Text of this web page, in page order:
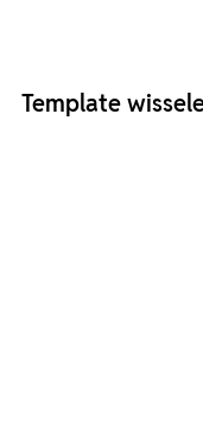
Template